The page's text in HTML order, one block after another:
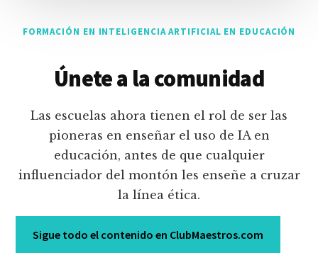
FORMACIÓN EN INTELIGENCIA ARTIFICIAL EN EDUCACIÓN
Únete a la comunidad
Las escuelas ahora tienen el rol de ser las
pioneras en enseñar el uso de IA en
educación, antes de que cualquier
influenciador del montón les enseñe a cruzar
la línea ética.
Sigue todo el contenido en ClubMaestros.com